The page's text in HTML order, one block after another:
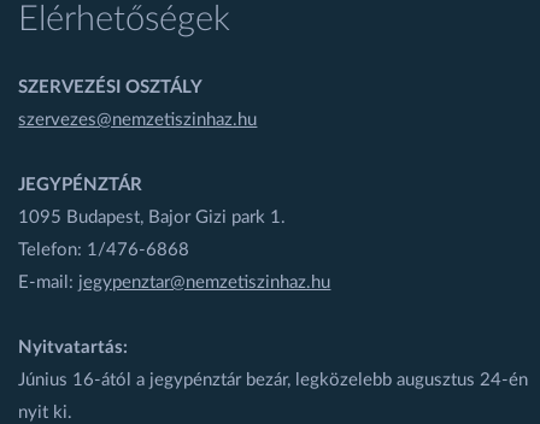
Elérhetőségek
SZERVEZÉSI OSZTÁLY
szervezes@nemzetiszinhaz.hu
JEGYPÉNZTÁR
1095 Budapest, Bajor Gizi park 1.
Telefon: 1/476-6868
E-mail: jegypenztar@nemzetiszinhaz.hu
Nyitvatartás:
Június 16-ától a jegypénztár bezár, legközelebb augusztus 24-én
nyit ki.